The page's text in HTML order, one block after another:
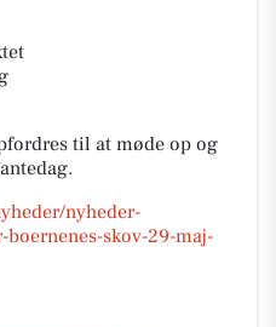
til at møde op og
nyheder-
skov-29-maj-